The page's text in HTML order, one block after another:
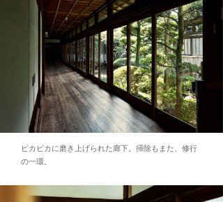
ピカピカに磨き上げられた廊下。掃除もまた、修行
の一環。